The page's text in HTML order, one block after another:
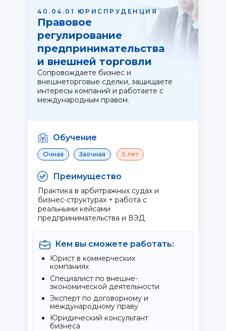
40.04.01 ЮРИСПРУДЕНЦИЯ
Правовое
регулирование
предпринимательства
и внешней торговли
Сопровождаете бизнес и
внешнеторговые сделки, защищаете
интересы компаний и работаете с
международным правом.
Обучение
Очная Заочная 5 лет
Преимущество
Практика в арбитражных судах и
бизнес-структурах + работа с
реальными кейсами
предпринимательства и ВЭД
Кем вы сможете работать:
Юрист в коммерческих
компаниях
Специалист по внешне-
экономической деятельности
Эксперт по договорному и
международному праву
Юридический консультант
бизнеса